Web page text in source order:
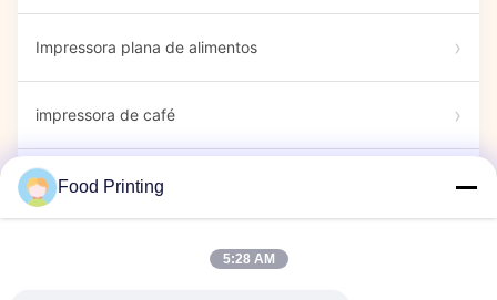
Impressora plana de alimentos
impressora de café
Marcadores comestíveis
Food Printing
5:28 AM